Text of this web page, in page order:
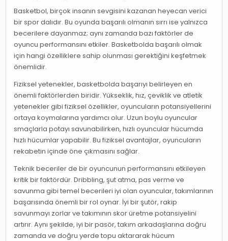
Basketbol, birçok insanın sevgisini kazanan heyecan verici
bir spor dalıdır. Bu oyunda başarılı olmanın sırrı ise yalnızca
becerilere dayanmaz; aynı zamanda bazı faktörler de
oyuncu performansını etkiler. Basketbolda başarılı olmak
için hangi özelliklere sahip olunması gerektiğini keşfetmek
önemlidir.
Fiziksel yetenekler, basketbolda başarıyı belirleyen en
önemli faktörlerden biridir. Yükseklik, hız, çeviklik ve atletik
yetenekler gibi fiziksel özellikler, oyuncuların potansiyellerini
ortaya koymalarına yardımcı olur. Uzun boylu oyuncular
smaçlarla potayı savunabilirken, hızlı oyuncular hücumda
hızlı hücumlar yapabilir. Bu fiziksel avantajlar, oyuncuların
rekabetin içinde öne çıkmasını sağlar.
Teknik beceriler de bir oyuncunun performansını etkileyen
kritik bir faktördür. Dribbling, şut atma, pas verme ve
savunma gibi temel becerileri iyi olan oyuncular, takımlarının
başarısında önemli bir rol oynar. İyi bir şutör, rakip
savunmayı zorlar ve takımının skor üretme potansiyelini
artırır. Aynı şekilde, iyi bir pasör, takım arkadaşlarına doğru
zamanda ve doğru yerde topu aktararak hücum